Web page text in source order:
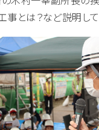
事とは？など説明して